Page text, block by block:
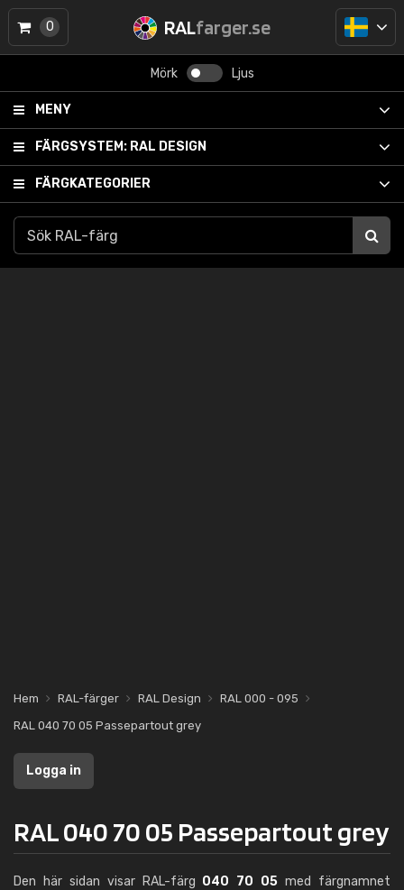
RALfarger.se
Mörk Ljus
MENY
FÄRGSYSTEM: RAL DESIGN
FÄRGKATEGORIER
0
Hem RAL-färger RAL Design
RAL 000 - 095
RAL 040 70 05 Passepartout grey
Logga in
RAL 040 70 05 Passepartout grey
Den här sidan visar RAL-färg 040 70 05 med färgnamnet